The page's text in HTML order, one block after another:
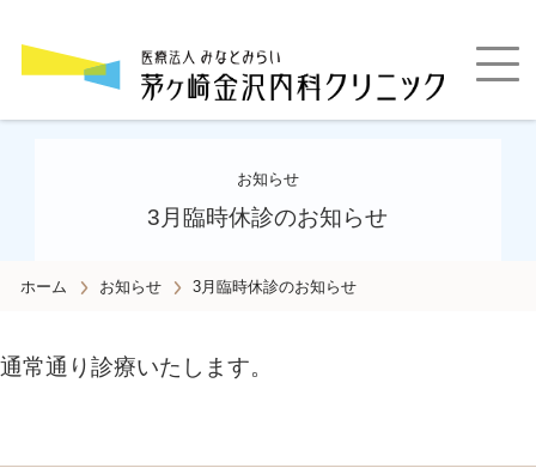
お知らせ
3月臨時休診のお知らせ
ホーム お知らせ 3月臨時休診のお知らせ
通常通り診療いたします。